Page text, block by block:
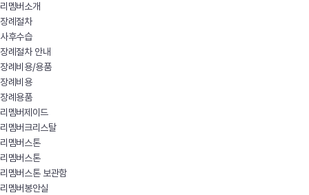
리멤버소개
장례절차
사후수습
장례절차 안내
장례비용/용품
장례비용
장례용품
리멤버제이드
리멤버크리스탈
리멤버스톤
리멤버스톤
리멤버스톤 보관함
리멤버봉안실